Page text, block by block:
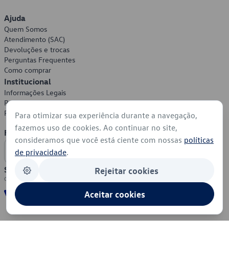
Ajuda
Quem Somos
Atendimento (SAC)
Devoluções e trocas
Perguntas Frequentes
Como comprar
Institucional
Informações Legais
Política de Privacidade
Política de Cookies
Formas de Pagamento
Segurança
Para otimizar sua experiência durante a navegação,
fazemos uso de cookies. Ao continuar no site,
consideramos que você está ciente com nossas políticas
de privacidade.
Rejeitar cookies
Aceitar cookies